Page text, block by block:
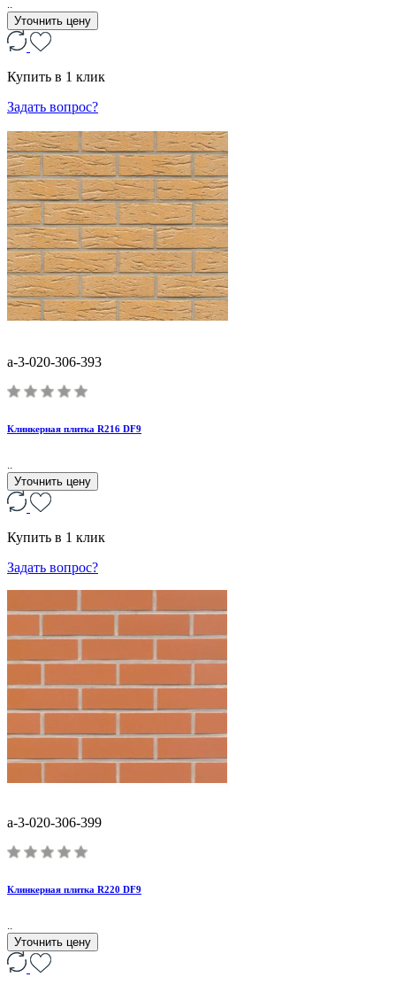
Уточнить цену
Купить в 1 клик
Задать вопрос?
a-3-020-306-393
Клинкерная плитка R216 DF9
Уточнить цену
Купить в 1 клик
Задать вопрос?
a-3-020-306-399
Клинкерная плитка R220 DF9
Уточнить цену